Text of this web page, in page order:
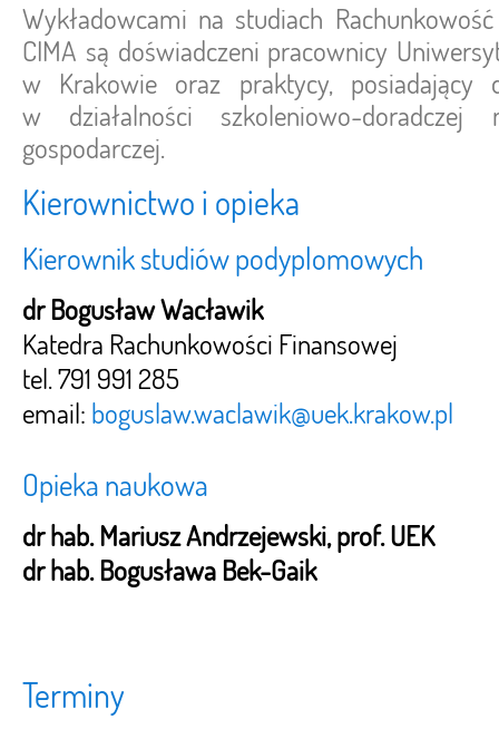
Wykładowcami na studiach
CIMA są doświadczeni pracownicy
w Krakowie oraz praktycy, posiadający
w działalności szkoleniowo-
gospodarczej.
Kierownictwo i opieka
Kierownik studiów podyplomowych
dr Bogusław Wacławik
Katedra Rachunkowości Finansowej
tel. 791 991 285
email: boguslaw.waclawik@uek.krakow.pl
Opieka naukowa
dr hab. Mariusz Andrzejewski, prof. UEK
dr hab. Bogusława Bek-Gaik
Terminy